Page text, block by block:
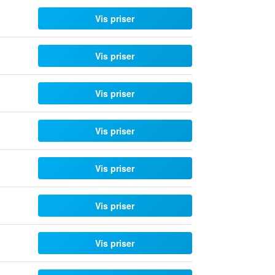
Vis priser
Vis priser
Vis priser
Vis priser
Vis priser
Vis priser
Vis priser